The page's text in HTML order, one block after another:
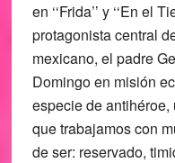
en ‘‘Frida’’ y ‘‘En el
protagonista central
mexicano, el padre
Domingo en misión
especie de
que trabajamos con
de ser: reservado,